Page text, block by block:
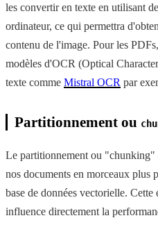
les convertir en texte en utilisant
ordinateur, ce qui permettra
contenu de l'image. Pour les
modèles d'OCR (Optical
texte comme Mistral OCR par
Partitionnement ou
Le partitionnement ou "chunking"
nos documents en morceaux plus
base de données vectorielle. Cette
influence directement la